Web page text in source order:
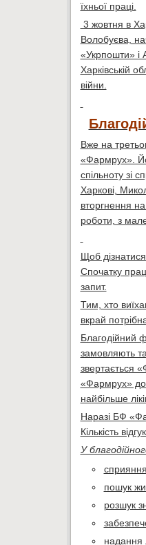
їхньої праці.
3 жовтня в
Волобуєва,
«Укрпошти» і
Харківській
війни.
Вже на
«Фармрух».
спільноту зі
Харкові,
вторгнення
роботи, з
Щоб
Спочатку
запит.
Тим, хто
вкрай
Благодійний
замовляють
звертається
«Фармрух»
найбільше
Наразі БФ
Кількість
У
пошук
розшук
надання